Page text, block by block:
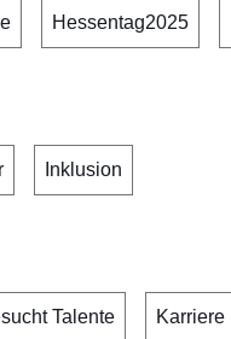
Hessentag2025
Inklusion
Talente Karriere